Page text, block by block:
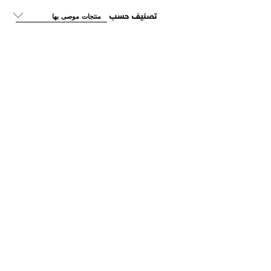
تصنيف حسب